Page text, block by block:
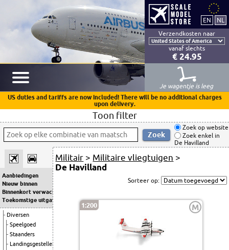
Verzendkosten naar
vanaf slechts
€ 24.95
Je wagentje is leeg
US duties and tariffs are now included! There will be no additional charges
upon delivery.
Toon filter
Zoek op website
Zoek enkel in
De Havilland
Aanbiedingen
Nieuw binnen
Binnenkort verwacht
Toekomstige uitgaven
Diversen
Speelgoed
Staanders
Landingsgestellen
Militair > Militaire vliegtuigen >
De Havilland
Sorteer op:
1:200 M